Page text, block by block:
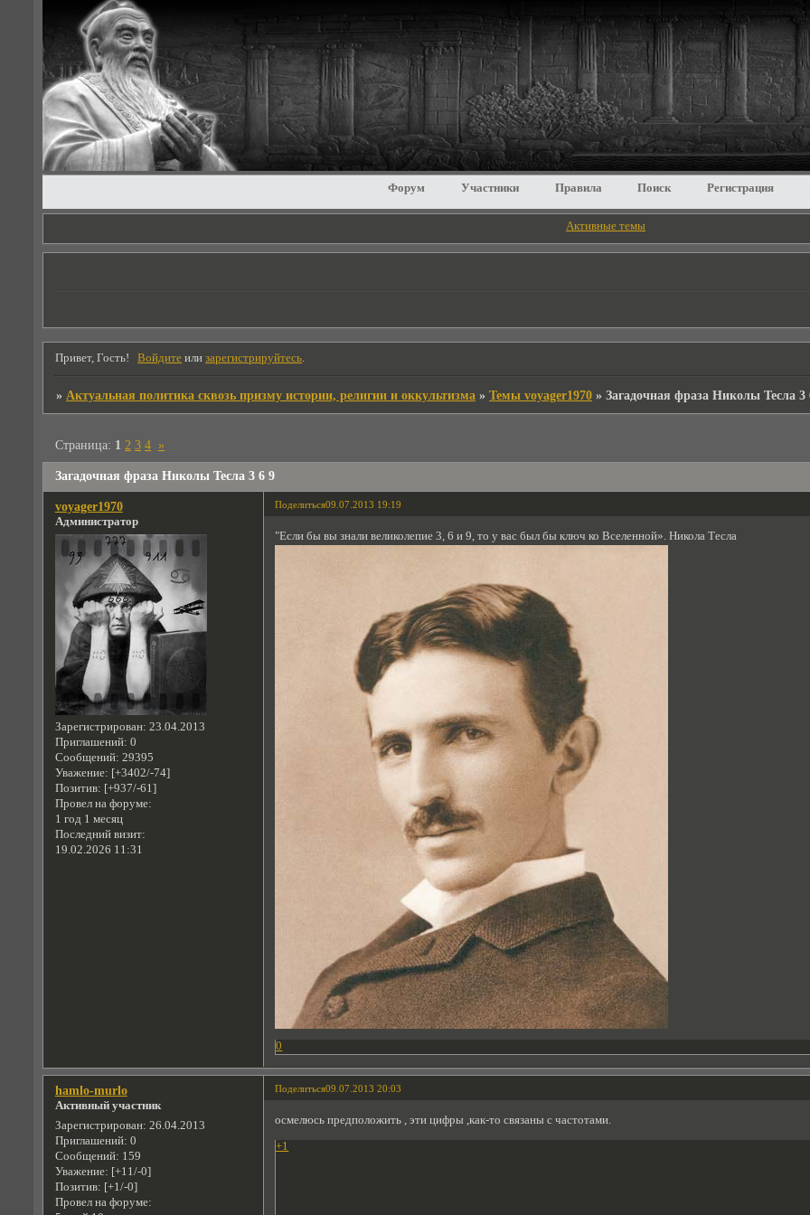
Форум Участники Правила Поиск Регистрация
Активные темы
Привет, Гость! Войдите илизарегистрируйтесь.
» Актуальная политика сквозь призму истории, религии и оккультизма »Темы voyager1970 »Загадочная фраза Николы Тесла 3
Загадочная фраза Николы Тесла 3 6 9
Страница: 1 2 3 4 »
Поделиться09.07.2013 19:19
voyager1970
Администратор
Зарегистрирован: 23.04.2013
Приглашений: 0
Сообщений: 29395
Уважение: [+3402/-74]
Позитив: [+937/-61]
Провел на форуме:
1 год 1 месяц
Последний визит:
19.02.2026 11:31
"Если бы вы знали великолепие 3, 6 и 9, то у вас был бы ключ ко Вселенной». Никола Тесла
0
Поделиться09.07.2013 20:03
hamlo-murlo
Активный участник
Зарегистрирован: 26.04.2013
Приглашений: 0
Сообщений: 159
Уважение: [+11/-0]
Позитив: [+1/-0]
Провел на форуме:
осмелюсь предположить , эти цифры ,как-то связаны с частотами.
+1